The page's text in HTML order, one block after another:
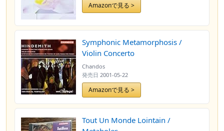
Amazonで見る >
Symphonic Metamorphosis /
Violin Concerto
Chandos
発売日 2001-05-22
Amazonで見る >
Tout Un Monde Lointain /